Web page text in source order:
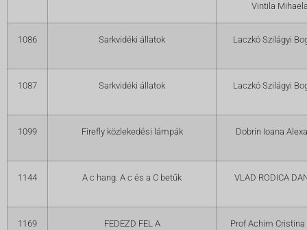
Vintila
1086 Sarkvidéki állatok Laczkó Szilágyi
1087 Sarkvidéki állatok Laczkó Szilágyi
1099 Firefly közlekedési lámpák Dobrin Ioana
1144 A c hang. A c és a C betűk VLAD RODICA
1169
FEDEZD FEL A
Prof Achim Cristina